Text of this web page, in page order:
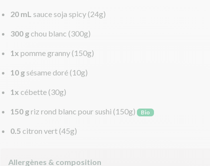
20 mL sauce soja spicy (24g)
300 g chou blanc (300g)
1x pomme granny (150g)
10 g sésame doré (10g)
1x cébette (30g)
150 griz rond blanc pour sushi (150g) Bio
0.5 citron vert (45g)
Allergènes & composition